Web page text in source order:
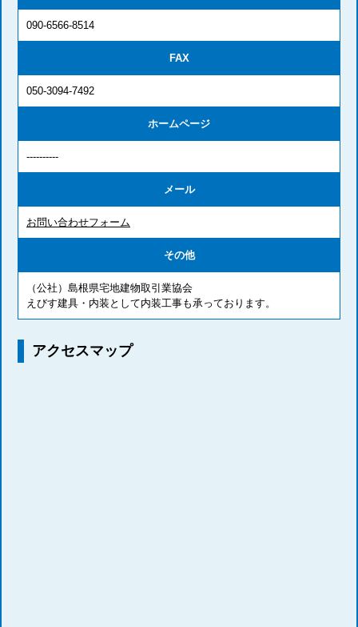
090-6566-8514
FAX
050-3094-7492
ホームページ
----------
メール
お問い合わせフォーム
その他
（公社）島根県宅地建物取引業協会
えびす建具・内装として内装工事も承っております。
アクセスマップ